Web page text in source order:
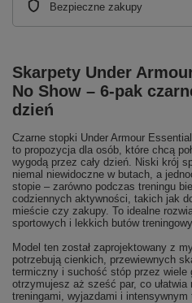
Bezpieczne zakupy
Skarpety Under
No Show – 6‑pak
dzień
Czarne stopki Under Armour
to propozycja dla osób, które chcą
wygodą przez cały dzień. Niski krój
niemal niewidoczne w butach, a
stopie – zarówno podczas treningu
codziennych aktywności, takich jak
mieście czy zakupy. To idealne
sportowych i lekkich butów
Model ten został zaprojektowany z
potrzebują cienkich, przewiewnych
termiczny i suchość stóp przez wiele
otrzymujesz aż sześć par, co
treningami, wyjazdami i intensywnym